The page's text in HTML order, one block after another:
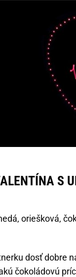
S
oriešková,
dosť dobre
čokoládovú